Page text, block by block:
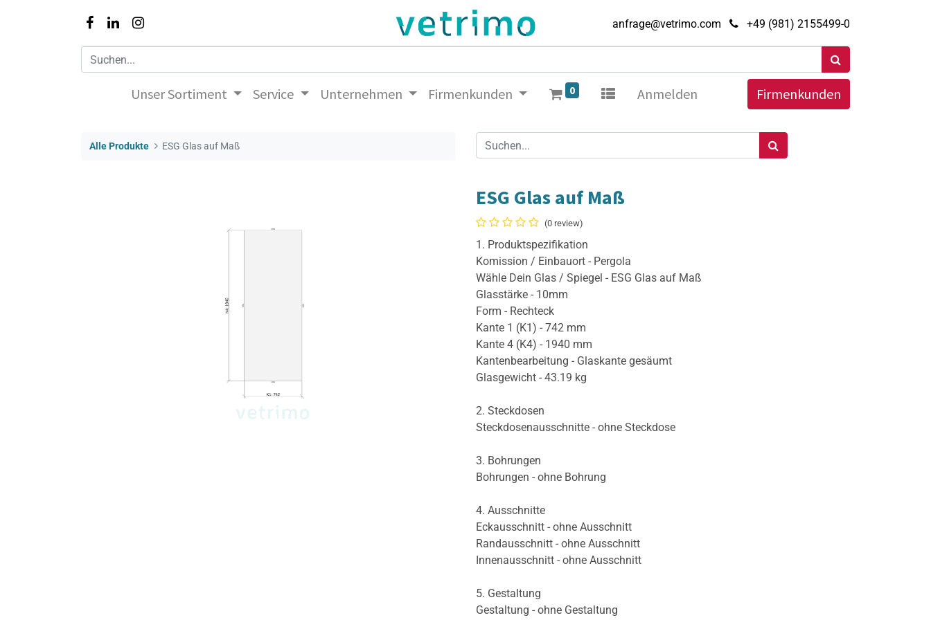
anfrage@vetrimo.com +49 (981) 2155499-0
Unser Sortiment Service Unternehmen Firmenkunden 0 Anmelden Firmenkunden
Alle Produkte ESG Glas auf Maß
ESG Glas auf Maß
(0 review)
1. Produktspezifikation
Komission / Einbauort - Pergola
Wähle Dein Glas / Spiegel - ESG Glas auf Maß
Glasstärke - 10mm
Form - Rechteck
Kante 1 (K1) - 742 mm
Kante 4 (K4) - 1940 mm
Kantenbearbeitung - Glaskante gesäumt
Glasgewicht - 43.19 kg
2. Steckdosen
Steckdosenausschnitte - ohne Steckdose
3. Bohrungen
Bohrungen - ohne Bohrung
4. Ausschnitte
Eckausschnitt - ohne Ausschnitt
Randausschnitt - ohne Ausschnitt
Innenausschnitt - ohne Ausschnitt
5. Gestaltung
Gestaltung - ohne Gestaltung